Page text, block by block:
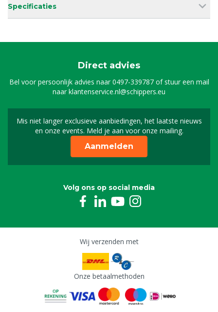
Specificaties
Direct advies
Bel voor persoonlijk advies naar0497-339787of stuur een mail
naarklantenservice.nl@schippers.eu
Mis niet langer exclusieve aanbiedingen, het laatste nieuws
en onze events. Meld je aan voor onze mailing.
Schrijf je in voor onze
Aanmelden
Volg ons op social media
Wij verzenden met
Onze betaalmethoden